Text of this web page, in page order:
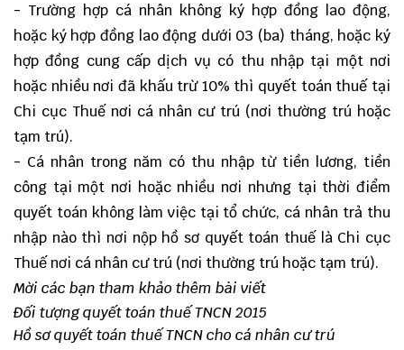
- Trường hợp cá nhân không ký hợp đồng lao động,
hoặc ký hợp đồng lao động dưới 03 (ba) tháng, hoặc ký
hợp đồng cung cấp dịch vụ có thu nhập tại một nơi
hoặc nhiều nơi đã khấu trừ 10% thì quyết toán thuế tại
Chi cục Thuế nơi cá nhân cư trú (nơi thường trú hoặc
tạm trú).
- Cá nhân trong năm có thu nhập từ tiền lương, tiền
công tại một nơi hoặc nhiều nơi nhưng tại thời điểm
quyết toán không làm việc tại tổ chức, cá nhân trả thu
nhập nào thì nơi nộp hồ sơ quyết toán thuế là Chi cục
Thuế nơi cá nhân cư trú (nơi thường trú hoặc tạm trú).
Mời các bạn tham khảo thêm bài viết
Đối tượng quyết toán thuế TNCN 2015
Hồ sơ quyết toán thuế TNCN cho cá nhân cư trú